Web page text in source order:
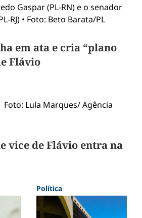
em ata e cria “plano
Flávio
vice de Flávio entra na
Política